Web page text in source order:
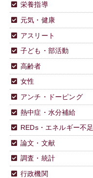
栄養指導
元気・健康
アスリート
子ども・部活動
高齢者
女性
アンチ・ドーピング
熱中症・水分補給
REDs・エネルギー不足
論文・文献
調査・統計
行政機関